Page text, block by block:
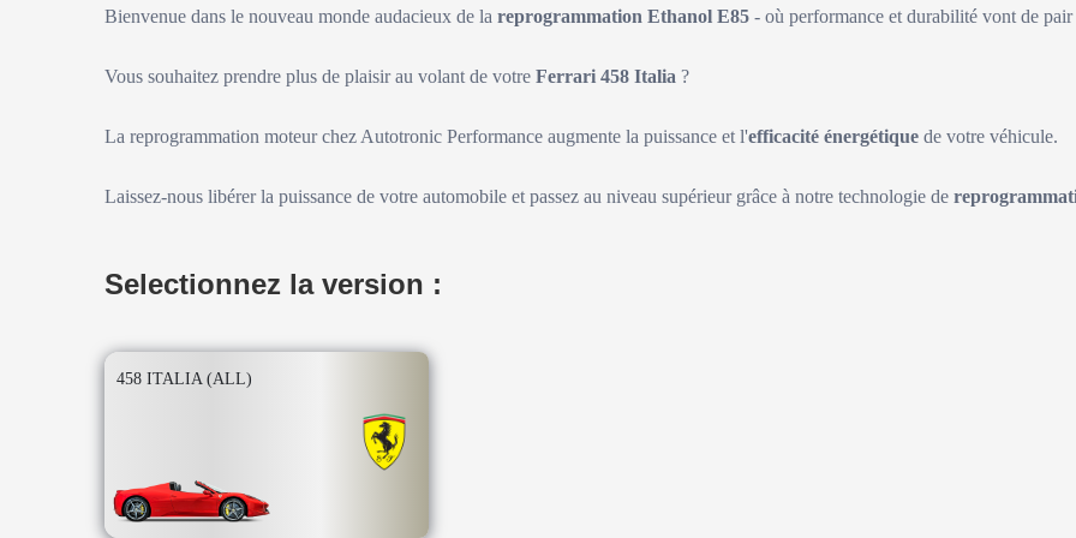
Bienvenue dans le nouveau monde audacieux de la reprogrammation Ethanol E85 - où performance et durabilité vont de
Vous souhaitez prendre plus de plaisir au volant de votre Ferrari 458 Italia ?
La reprogrammation moteur chez Autotronic Performance augmente la puissance et l'efficacité énergétique de votre véhicule.
Laissez-nous libérer la puissance de votre automobile et passez au niveau supérieur grâce à notre technologie de
Selectionnez la version :
458 ITALIA (ALL)